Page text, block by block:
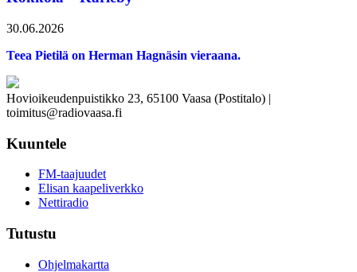
30.06.2026
Teea Pietilä on Herman Hagnäsin vieraana.
Hovioikeudenpuistikko 23, 65100 Vaasa (Postitalo) |
toimitus@radiovaasa.fi
Kuuntele
FM-taajuudet
Elisan kaapeliverkko
Nettiradio
Tutustu
Ohjelmakartta